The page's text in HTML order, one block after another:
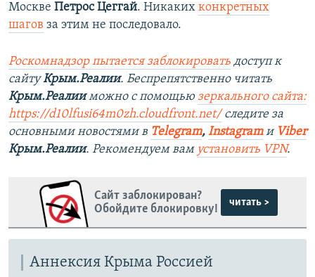
Москве Петрос Цеггай. Никаких конкретных
шагов за этим не последовало.
Роскомнадзор пытается заблокировать доступ к
сайтуКрым.Реалии. Беспрепятственно читать
Крым.Реалииможно с помощью зеркального сайта:
https://d10lfusi64m0zh.cloudfront.net/следите за
основными новостями в Telegram, Instagramи Viber
Крым.Реалии. Рекомендуем вам установить VPN.
Сайт заблокирован?
Обойдите блокировку!
читать >
Аннексия Крыма Россией